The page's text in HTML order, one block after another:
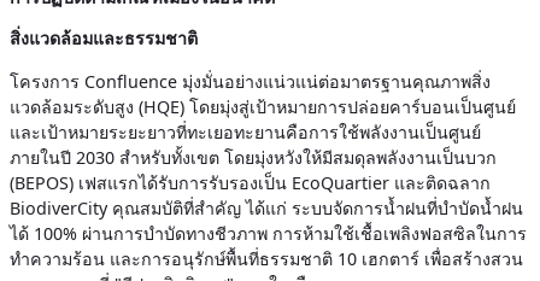
สิ่งแวดล้อมและธรรมชาติ
โครงการ Confluence มุ่งมั่นอย่างแน่วแน่ต่อมาตรฐานคุณภาพสิ่ง
แวดล้อมระดับสูง (HQE) โดยมุ่งสู่เป้าหมายการปล่อยคาร์บอนเป็นศูนย์
และเป้าหมายระยะยาวที่ทะเยอทะยานคือการใช้พลังงานเป็นศูนย์
ภายในปี 2030 สำหรับทั้งเขต โดยมุ่งหวังให้มีสมดุลพลังงานเป็นบวก
(BEPOS) เฟสแรกได้รับการรับรองเป็น EcoQuartier และติดฉลาก
BiodiverCity คุณสมบัติที่สำคัญ ได้แก่ ระบบจัดการน้ำฝนที่บำบัดน้ำฝน
ได้ 100% ผ่านการบำบัดทางชีวภาพ การห้ามใช้เชื้อเพลิงฟอสซิลในการ
ทำความร้อน และการอนุรักษ์พื้นที่ธรรมชาติ 10 เฮกตาร์ เพื่อสร้างสวน